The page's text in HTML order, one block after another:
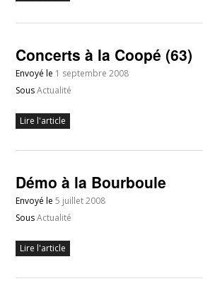
Concerts à la Coopé (63)
Envoyé le 1 septembre 2008
SousActualité
Lire l'article
Démo à la Bourboule
Envoyé le5 juillet 2008
SousActualité
Lire l'article